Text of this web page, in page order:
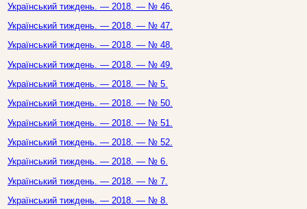
Український тиждень. — 2018. — № 46.
Український тиждень. — 2018. — № 47.
Український тиждень. — 2018. — № 48.
Український тиждень. — 2018. — № 49.
Український тиждень. — 2018. — № 5.
Український тиждень. — 2018. — № 50.
Український тиждень. — 2018. — № 51.
Український тиждень. — 2018. — № 52.
Український тиждень. — 2018. — № 6.
Український тиждень. — 2018. — № 7.
Український тиждень. — 2018. — № 8.